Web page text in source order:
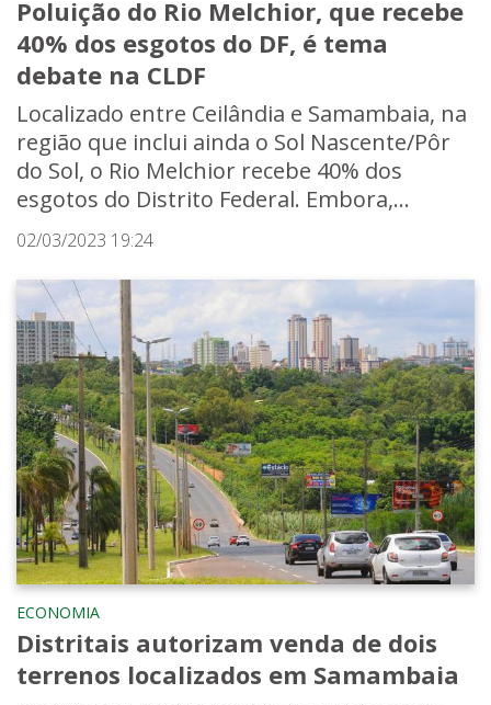
Poluição do Rio Melchior, que recebe
40% dos esgotos do DF, é tema
debate na CLDF
Localizado entre Ceilândia e Samambaia, na
região que inclui ainda o Sol Nascente/Pôr
do Sol, o Rio Melchior recebe 40% dos
esgotos do Distrito Federal. Embora,...
02/03/2023 19:24
ECONOMIA
Distritais autorizam venda de dois
terrenos localizados em Samambaia